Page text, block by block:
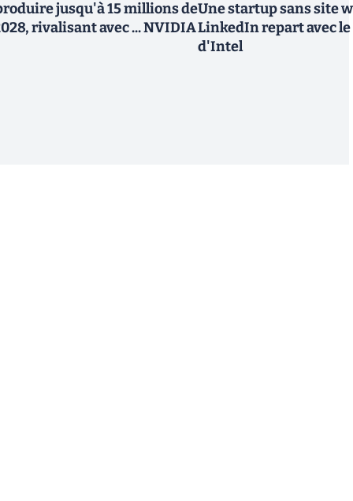
jusqu'à 15 millions de
rivalisant avec ... NVIDIA
Une startup sans site
LinkedIn repart avec le
d'Intel